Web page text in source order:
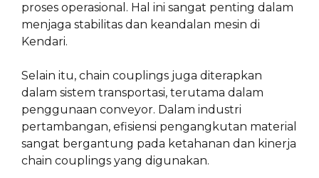
proses operasional. Hal ini sangat penting dalam
menjaga stabilitas dan keandalan mesin di
Kendari.
Selain itu, chain couplings juga diterapkan
dalam sistem transportasi, terutama dalam
penggunaan conveyor. Dalam industri
pertambangan, efisiensi pengangkutan material
sangat bergantung pada ketahanan dan kinerja
chain couplings yang digunakan.